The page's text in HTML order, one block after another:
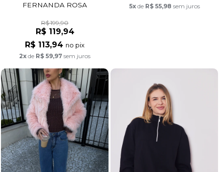
FERNANDA ROSA
R$ 199,90
R$ 119,94
R$ 113,94 no pix
2x de R$ 59,97 sem juros
5xde R$ 55,98 sem juros